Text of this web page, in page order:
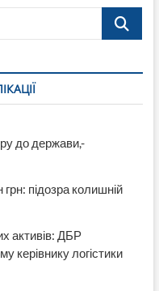
Поиск…
до держави,-
підозра колишній
активів: ДБР
керівнику логістики